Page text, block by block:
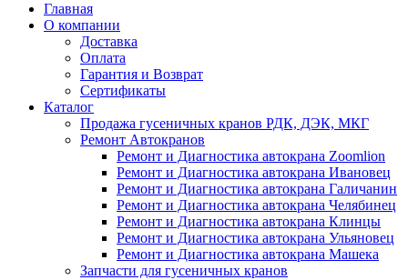
Главная
О компании
Доставка
Оплата
Гарантия и Возврат
Сертификаты
Каталог
Продажа гусеничных кранов РДК, ДЭК, МКГ
Ремонт Автокранов
Ремонт и Диагностика автокрана Zoomlion
Ремонт и Диагностика автокрана Ивановец
Ремонт и Диагностика автокрана Галичанин
Ремонт и Диагностика автокрана Челябинец
Ремонт и Диагностика автокрана Клинцы
Ремонт и Диагностика автокрана Ульяновец
Ремонт и Диагностика автокрана Машека
Запчасти для гусеничных кранов